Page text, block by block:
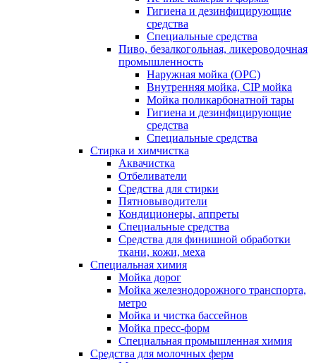
Гигиена и дезинфицирующие
средства
Специальные средства
Пиво, безалкогольная, ликероводочная
промышленность
Наружная мойка (ОРС)
Внутренняя мойка, CIP мойка
Мойка поликарбонатной тары
Гигиена и дезинфицирующие
средства
Специальные средства
Стирка и химчистка
Аквачистка
Отбеливатели
Средства для стирки
Пятновыводители
Кондиционеры, аппреты
Специальные средства
Средства для финишной обработки
ткани, кожи, меха
Специальная химия
Мойка дорог
Мойка железнодорожного транспорта,
метро
Мойка и чистка бассейнов
Мойка пресс-форм
Специальная промышленная химия
Средства для молочных ферм